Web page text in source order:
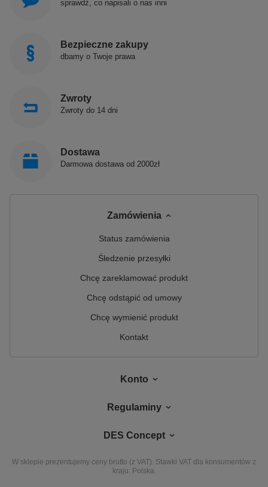
sprawdź, co napisali o nas inni
Bezpieczne zakupy
dbamy o Twoje prawa
Zwroty
Zwroty do 14 dni
Dostawa
Darmowa dostawa od 2000zł
Zamówienia
Status zamówienia
Śledzenie przesyłki
Chcę zareklamować produkt
Chcę odstąpić od umowy
Chcę wymienić produkt
Kontakt
Konto
Regulaminy
DES Concept
W sklepie prezentujemy ceny brutto (z VAT). Stawki VAT dla konsumentów z
kraju: Polska.